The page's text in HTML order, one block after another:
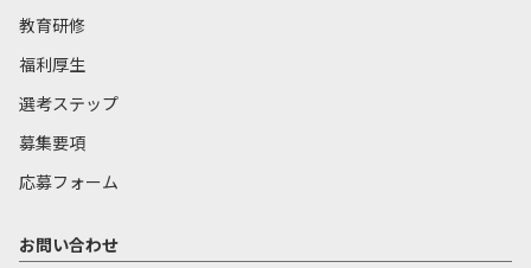
教育研修
福利厚生
選考ステップ
募集要項
応募フォーム
お問い合わせ